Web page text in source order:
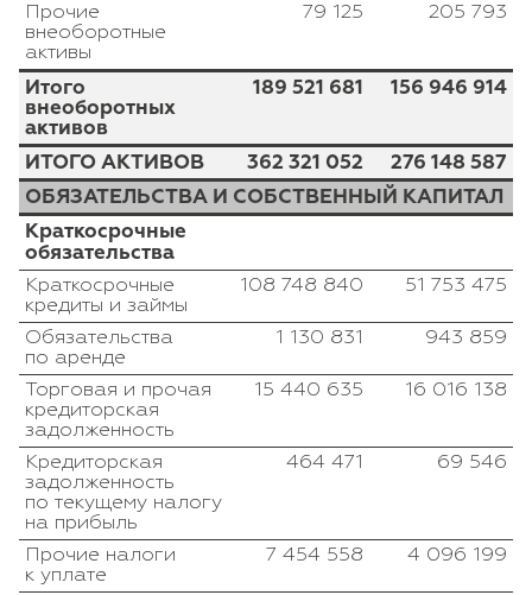
Прочие
внеоборотные
активы
79 125 205 793
Итого
внеоборотных
активов
189 521 681 156 946 914
ИТОГО АКТИВОВ 362 321 052
276 148 587
ОБЯЗАТЕЛЬСТВА И СОБСТВЕННЫЙ КАПИТАЛ
Краткосрочные
обязательства
Краткосрочные
кредиты и займы
108 748 840 51 753 475
Обязательства
по аренде
1 130 831 943 859
Торговая и прочая
кредиторская
задолженность
15 440 635 16 016 138
Кредиторская
задолженность
по текущему налогу
на прибыль
464 471 69 546
Прочие налоги
к уплате
7 454 558 4 096 199